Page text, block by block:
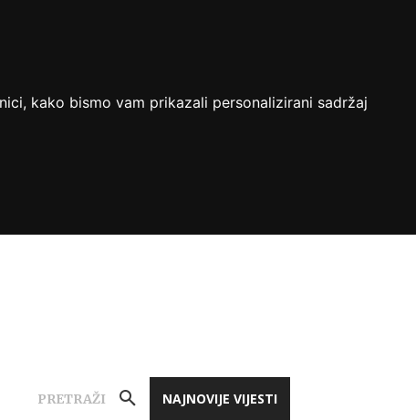
kako bismo vam prikazali personalizirani sadržaj
NAJNOVIJE VIJESTI
PRETRAŽI